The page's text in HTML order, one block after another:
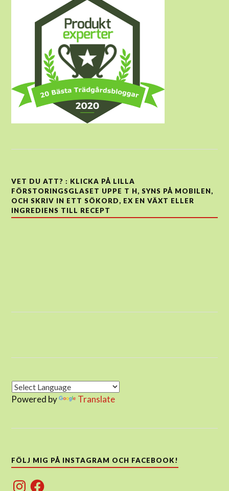
VET DU ATT? : KLICKA PÅ LILLA
FÖRSTORINGSGLASET UPPE T H, SYNS PÅ MOBILEN,
OCH SKRIV IN ETT SÖKORD, EX EN VÄXT ELLER
INGREDIENS TILL RECEPT
Powered by Translate
FÖLJ MIG PÅ INSTAGRAM OCH FACEBOOK!
InstagramFacebook